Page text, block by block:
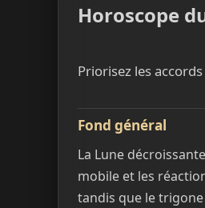
Horoscope
Priorisez les
Fond général
La Lune
mobile et les
tandis que le